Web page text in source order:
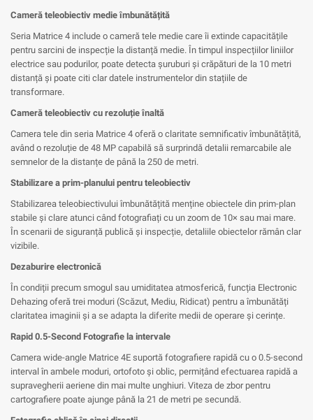
Cameră teleobiectiv medie îmbunătățită
Seria Matrice 4 include o cameră tele medie care îi extinde capacitățile
pentru sarcini de inspecție la distanță medie. În timpul inspecțiilor liniilor
electrice sau podurilor, poate detecta șuruburi și crăpături de la 10 metri
distanță și poate citi clar datele instrumentelor din stațiile de
transformare.
Cameră teleobiectiv cu rezoluție înaltă
Camera tele din seria Matrice 4 oferă o claritate semnificativ îmbunătățită,
având o rezoluție de 48 MP capabilă să surprindă detalii remarcabile ale
semnelor de la distanțe de până la 250 de metri.
Stabilizare a prim-planului pentru teleobiectiv
Stabilizarea teleobiectivului îmbunătățită menține obiectele din prim-plan
stabile și clare atunci când fotografiați cu un zoom de 10× sau mai mare.
În scenarii de siguranță publică și inspecție, detaliile obiectelor rămân clar
vizibile.
Dezaburire electronică
În condiții precum smogul sau umiditatea atmosferică, funcția Electronic
Dehazing oferă trei moduri (Scăzut, Mediu, Ridicat) pentru a îmbunătăți
claritatea imaginii și a se adapta la diferite medii de operare și cerințe.
Rapid 0.5-Second Fotografie la intervale
Camera wide-angle Matrice 4E suportă fotografiere rapidă cu o 0.5-second
interval în ambele moduri, ortofoto și oblic, permițând efectuarea rapidă a
supravegherii aeriene din mai multe unghiuri. Viteza de zbor pentru
cartografiere poate ajunge până la 21 de metri pe secundă.